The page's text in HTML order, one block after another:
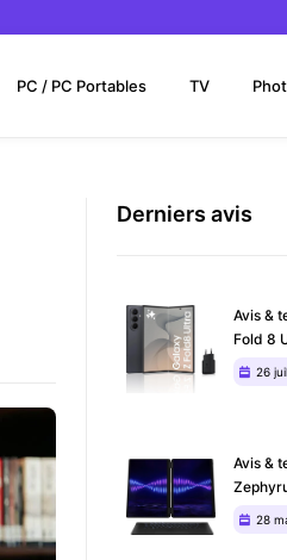
PC / PC Portables TV
Derniers avis
Avis &
Fold 8
26
Avis &
28